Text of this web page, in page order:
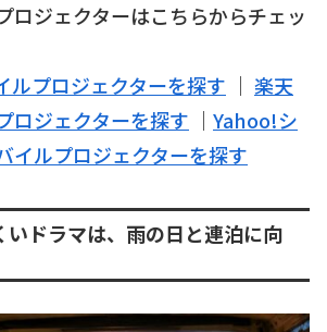
ロジェクターはこちらからチェッ
ルプロジェクターを探す ｜ 楽天
ロジェクターを探す ｜ Yahoo!シ
イルプロジェクターを探す
いドラマは、雨の日と連泊に向